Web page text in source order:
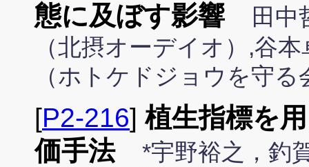
態に及ぼす影響
田中
（北摂オーデイオ）,谷
（ホトケドジョウを守
[P2-216]植生指標を
価手法
*宇野裕之，釣